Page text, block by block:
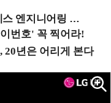
과정 (8/20 신논현역)